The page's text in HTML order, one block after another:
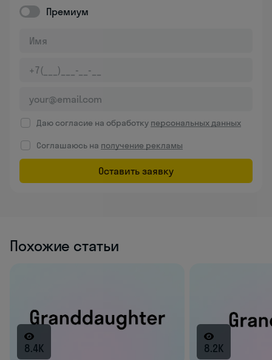
Премиум
Даю согласие на обработку персональных данных
Соглашаюсь на получение рекламы
Оставить заявку
Похожие статьи
8.4K 8.2K